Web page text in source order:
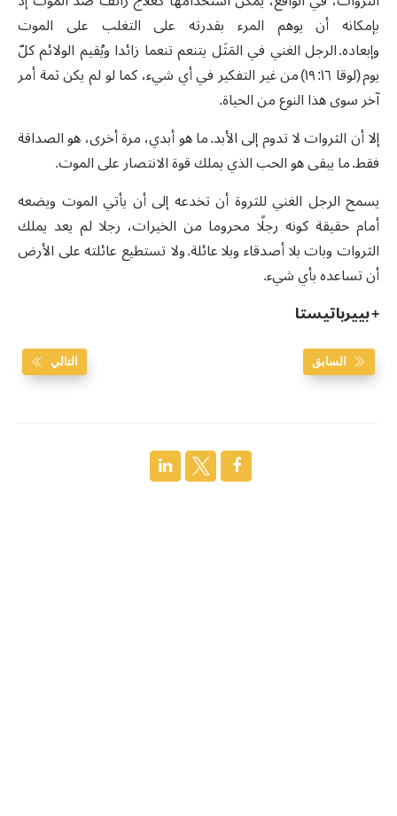
بإمكانه أن يوهم المرء بقدرته على التغلب على الموت
وإبعاده.الرجل الغني في المَثَل يتنعم تنعما زائدا ويُقيم الولائم كلّ
يوم(لوقا ١٦ :١٩)من غير التفكير في أي شيء، كما لو لم يكن ثمة أمر
آخر سوى هذا النوع من الحياة.
إلا أن الثروات لا تدوم إلى الأبد.ما هو أبدي، مرة أخرى، هو الصداقة
فقط.ما يبقى هو الحب الذي يملك قوة الانتصار على الموت.
يسمح الرجل الغني للثروة أن تخدعه إلى أن يأتي الموت ويضعه
أمام حقيقة كونه رجلًا محروما من الخيرات، رجلا لم يعد يملك
الثروات وبات بلا أصدقاء وبلا عائلة.ولا تستطيع عائلته على الأرض
أن تساعده بأي شيء.
+ بييرباتيستا
السابق التالي